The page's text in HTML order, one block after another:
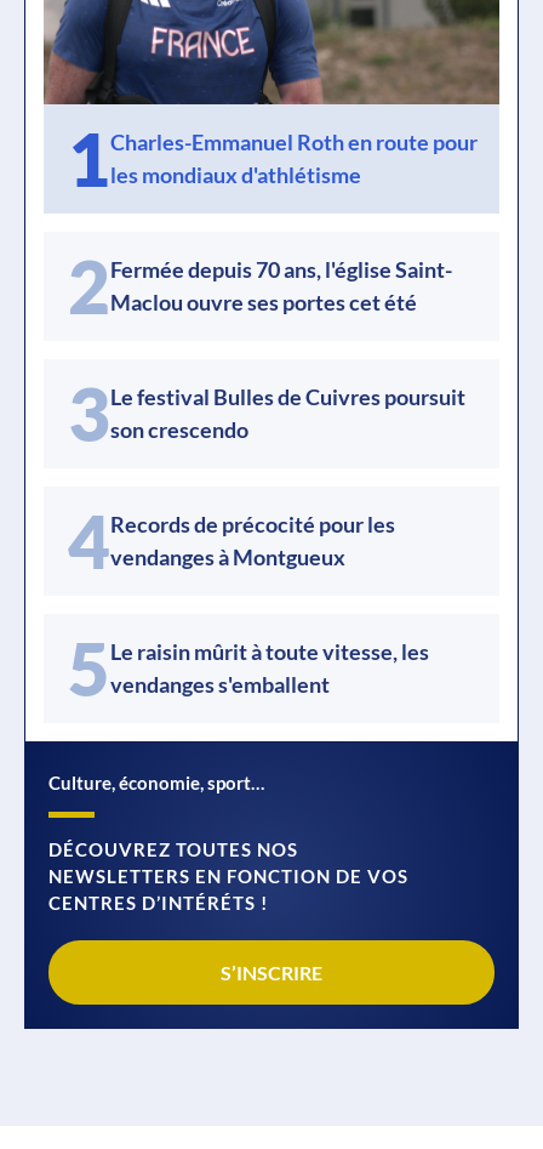
1Charles-Emmanuel Roth en route pour
les mondiaux d'athlétisme
2Fermée depuis 70 ans, l'église Saint-
Maclou ouvre ses portes cet été
3Le festival Bulles de Cuivres poursuit
son crescendo
4Records de précocité pour les
vendanges à Montgueux
5Le raisin mûrit à toute vitesse, les
vendanges s'emballent
Culture, économie, sport…
DÉCOUVREZ TOUTES NOS
NEWSLETTERS EN FONCTION DE VOS
CENTRES D’INTÉRÉTS !
S’INSCRIRE